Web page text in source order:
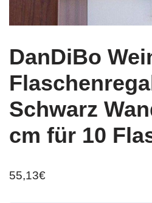
DanDiBo
Schwarz
cm für 10
55,13€